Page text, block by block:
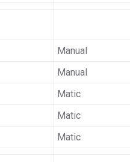
Manual
Manual
Matic
Matic
Matic